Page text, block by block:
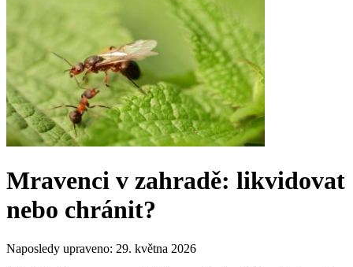
Mravenci v zahradě: likvidovat
nebo chránit?
Naposledy upraveno: 29. května 2026